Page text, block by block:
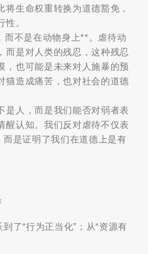
生命权重转换为道德豁免，
。
而不是在动物身上**。虐待动
而是对人类的残忍，这种残忍
，也可能是未来对人施暴的预
猫造成痛苦，也对社会的道德
是人，而是我们能否对弱者表
醒认知。我们反对虐待不仅表
而是证明了我们在道德上是有
了“行为正当化”；从“资源有